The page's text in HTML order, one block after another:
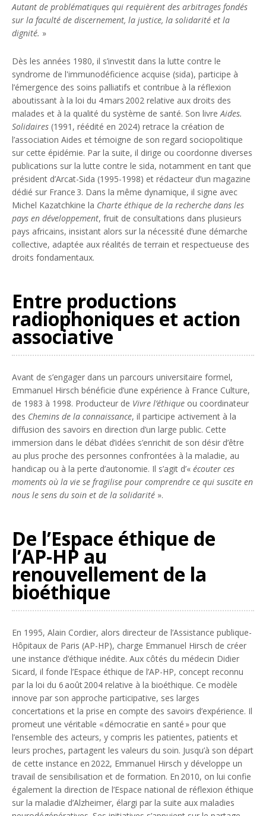
Autant de problématiques qui requièrent des arbitrages fondés
sur la faculté de discernement, la justice, la solidarité et la
dignité. »
Dès les années 1980, il s’investit dans la lutte contre le
syndrome de l'immunodéficience acquise (sida), participe à
l’émergence des soins palliatifs et contribue à la réflexion
aboutissant à la loi du 4 mars 2002 relative aux droits des
malades et à la qualité du système de santé. Son livre Aides.
Solidaires (1991, réédité en 2024) retrace la création de
l’association Aides et témoigne de son regard sociopolitique
sur cette épidémie. Par la suite, il dirige ou coordonne diverses
publications sur la lutte contre le sida, notamment en tant que
président d’Arcat-Sida (1995-1998) et rédacteur d’un magazine
dédié sur France 3. Dans la même dynamique, il signe avec
Michel Kazatchkine la Charte éthique de la recherche dans les
pays en développement, fruit de consultations dans plusieurs
pays africains, insistant alors sur la nécessité d’une démarche
collective, adaptée aux réalités de terrain et respectueuse des
droits fondamentaux.
Entre productions
radiophoniques et action
associative
Avant de s’engager dans un parcours universitaire formel,
Emmanuel Hirsch bénéficie d’une expérience à France Culture,
de 1983 à 1998. Producteur de Vivre l’éthique ou coordinateur
des Chemins de la connaissance, il participe activement à la
diffusion des savoirs en direction d’un large public. Cette
immersion dans le débat d’idées s’enrichit de son désir d’être
au plus proche des personnes confrontées à la maladie, au
handicap ou à la perte d’autonomie. Il s’agit d’« écouter ces
moments où la vie se fragilise pour comprendre ce qui suscite en
nous le sens du soin et de la solidarité ».
De l’Espace éthique de
l’AP-HP au
renouvellement de la
bioéthique
En 1995, Alain Cordier, alors directeur de l’Assistance publique-
Hôpitaux de Paris (AP-HP), charge Emmanuel Hirsch de créer
une instance d’éthique inédite. Aux côtés du médecin Didier
Sicard, il fonde l’Espace éthique de l’AP-HP, concept reconnu
par la loi du 6 août 2004 relative à la bioéthique. Ce modèle
innove par son approche participative, ses larges
concertations et la prise en compte des savoirs d’expérience. Il
promeut une véritable « démocratie en santé » pour que
l’ensemble des acteurs, y compris les patientes, patients et
leurs proches, partagent les valeurs du soin. Jusqu’à son départ
de cette instance en 2022, Emmanuel Hirsch y développe un
travail de sensibilisation et de formation. En 2010, on lui confie
également la direction de l’Espace national de réflexion éthique
sur la maladie d’Alzheimer, élargi par la suite aux maladies